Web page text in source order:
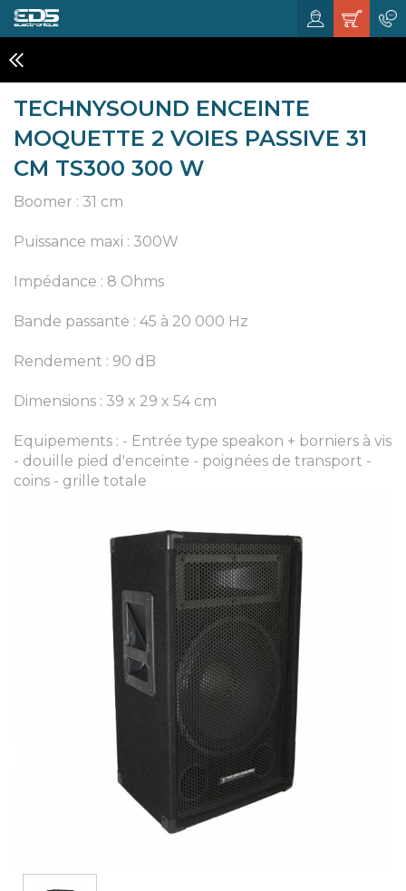
TECHNYSOUND ENCEINTE
MOQUETTE 2 VOIES PASSIVE 31
CM TS300 300 W
Boomer : 31 cm
Puissance maxi : 300W
Impédance : 8 Ohms
Bande passante : 45 à 20 000 Hz
Rendement : 90 dB
Dimensions : 39 x 29 x 54 cm
Equipements : - Entrée type speakon + borniers à vis
- douille pied d'enceinte - poignées de transport -
coins - grille totale